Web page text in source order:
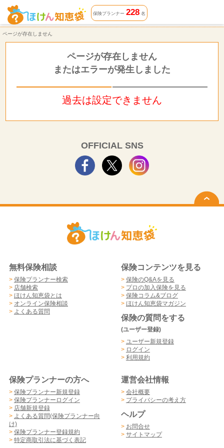
ページが存在しません | ほけん知恵袋
保険プランナー 228名
ページが存在しません
ページが存在しません
またはエラーが発生しました
過去は設定できません
OFFICIAL SNS
無料保険相談
> 保険プランナー検索
> 店舗検索
> ほけん知恵袋とは
> オンライン保険相談
> よくある質問
保険コンテンツを見る
> 保険のQ&Aを見る
> プロの加入保険を見る
> 保険コラム&ブログ
> ほけん知恵袋マガジン
保険の質問をする
(ユーザー登録)
> ユーザー新規登録
> ログイン
> 利用規約
保険プランナーの方へ
> 保険プランナー新規登録
> 保険プランナーログイン
> 店舗新規登録
> よくある質問(保険プランナー向
け)
> 保険プランナー登録規約
> 特定商取引法に基づく表記
運営会社情報
> 会社概要
> プライバシーの考え方
ヘルプ
> お問合せ
> サイトマップ